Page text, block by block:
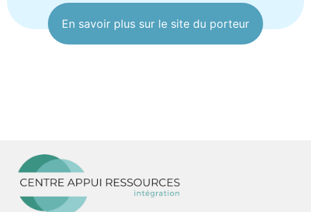
En savoir plus sur le site du porteur